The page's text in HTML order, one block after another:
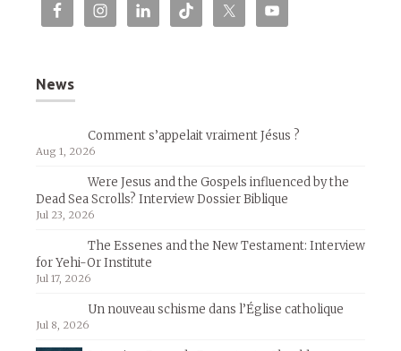
News
Comment s’appelait vraiment Jésus ?
Aug 1, 2026
Were Jesus and the Gospels influenced by the
Dead Sea Scrolls? Interview Dossier Biblique
Jul 23, 2026
The Essenes and the New Testament: Interview
for Yehi-Or Institute
Jul 17, 2026
Un nouveau schisme dans l’Église catholique
Jul 8, 2026